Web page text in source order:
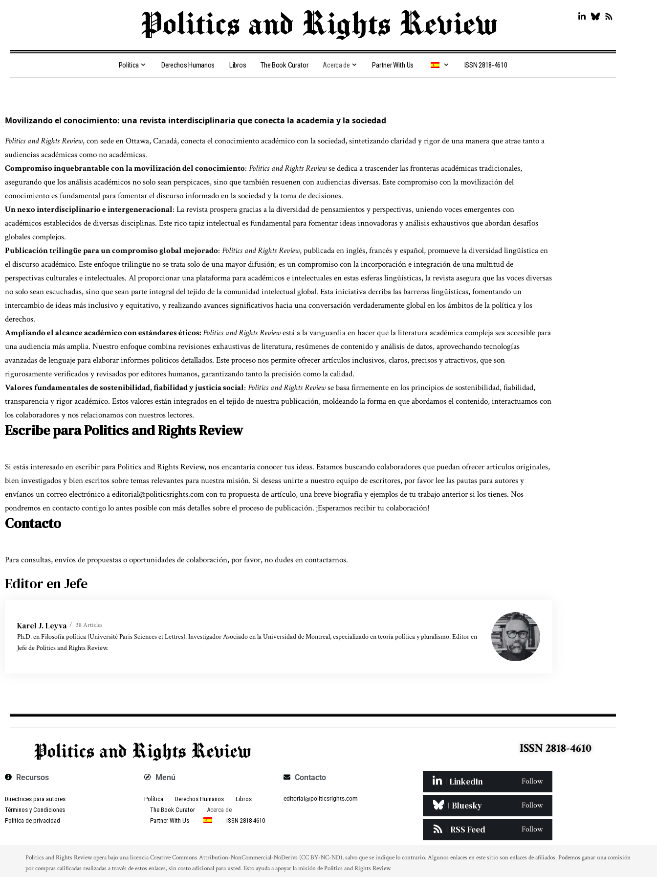
Política Derechos Humanos Libros The Book Curator Acerca de Partner With Us ISSN 2818-4610
Movilizando el conocimiento: una revista interdisciplinaria que conecta la academia y la sociedad
Politics and Rights Review, con sede en Ottawa, Canadá, conecta el conocimiento académico con la sociedad, sintetizando claridad y rigor de una manera que atrae tanto a
audiencias académicas como no académicas.
Compromiso inquebrantable con la movilización del conocimiento: Politics and Rights Reviewse dedica a trascender las fronteras académicas tradicionales,
asegurando que los análisis académicos no solo sean perspicaces, sino que también resuenen con audiencias diversas. Este compromiso con la movilización del
conocimiento es fundamental para fomentar el discurso informado en la sociedad y la toma de decisiones.
Un nexo interdisciplinario e intergeneracional: La revista prospera gracias a la diversidad de pensamientos y perspectivas, uniendo voces emergentes con
académicos establecidos de diversas disciplinas. Este rico tapiz intelectual es fundamental para fomentar ideas innovadoras y análisis exhaustivos que abordan desafíos
globales complejos.
Publicación trilingüe para un compromiso global mejorado: Politics and Rights Review, publicada en inglés, francés y español, promueve la diversidad lingüística en
el discurso académico. Este enfoque trilingüe no se trata solo de una mayor difusión; es un compromiso con la incorporación e integración de una multitud de
perspectivas culturales e intelectuales. Al proporcionar una plataforma para académicos e intelectuales en estas esferas lingüísticas, la revista asegura que las voces diversas
no solo sean escuchadas, sino que sean parte integral del tejido de la comunidad intelectual global. Esta iniciativa derriba las barreras lingüísticas, fomentando un
intercambio de ideas más inclusivo y equitativo, y realizando avances significativos hacia una conversación verdaderamente global en los ámbitos de la política y los
derechos.
Ampliando el alcance académico con estándares éticos:Politics and Rights Reviewestá a la vanguardia en hacer que la literatura académica compleja sea accesible para
una audiencia más amplia. Nuestro enfoque combina revisiones exhaustivas de literatura, resúmenes de contenido y análisis de datos, aprovechando tecnologías
avanzadas de lenguaje para elaborar informes políticos detallados. Este proceso nos permite ofrecer artículos inclusivos, claros, precisos y atractivos, que son
rigurosamente verificados y revisados por editores humanos, garantizando tanto la precisión como la calidad.
Valores fundamentales de sostenibilidad, fiabilidad y justicia social: Politics and Rights Reviewse basa firmemente en los principios de sostenibilidad, fiabilidad,
transparencia y rigor académico. Estos valores están integrados en el tejido de nuestra publicación, moldeando la forma en que abordamos el contenido, interactuamos con
los colaboradores y nos relacionamos con nuestros lectores.
Escribe para Politics and Rights Review
Si estás interesado en escribir para Politics and Rights Review, nos encantaría conocer tus ideas. Estamos buscando colaboradores que puedan ofrecer artículos originales,
bien investigados y bien escritos sobre temas relevantes para nuestra misión. Si deseas unirte a nuestro equipo de escritores, por favor lee laspautas para autoresy
envíanos un correo electrónico aeditorial@politicsrights.comcon tu propuesta de artículo, una breve biografía y ejemplos de tu trabajo anterior si los tienes. Nos
pondremos en contacto contigo lo antes posible con más detalles sobre el proceso de publicación. ¡Esperamos recibir tu colaboración!
Contacto
Para consultas, envíos de propuestas o oportunidades de colaboración, por favor, no dudes encontactarnos.
Editor en Jefe
Karel J. Leyva 38 Articles
Ph.D. en Filosofía política (Université Paris Sciences et Lettres). Investigador Asociado en la Universidad de Montreal, especializado en teoría política y pluralismo. Editor en
Jefe de Politics and Rights Review.
ISSN 2818-4610
Recursos
Directrices para autores
Términos y Condiciones
Política de privacidad
Menú
Política Derechos Humanos
Libros
The Book Curator
Acerca de
Partner With Us
ISSN 2818-4610
Contacto
editorial@politicsrights.com
LinkedIn Follow
Bluesky Follow
RSS Feed Follow
Politics and Rights Review opera bajo una licencia Creative Commons Attribution-NonCommercial-NoDerivs (CC BY-NC-ND), salvo que se indique lo contrario. Algunos enlaces en este sitio son enlaces de afiliados. Podemos ganar una comisión
por compras calificadas realizadas a través de estos enlaces, sin costo adicional para usted. Esto ayuda a apoyar la misión de Politics and Rights Review.